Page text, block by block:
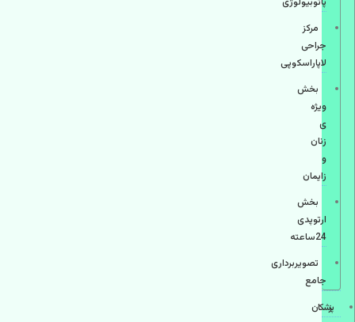
مرکز
جراحی
لاپاراسکوپی
بخش
ویژه
ی
زنان
و
زایمان
بخش
ارتوپدی
24ساعته
تصویربرداری
جامع
پزشكان